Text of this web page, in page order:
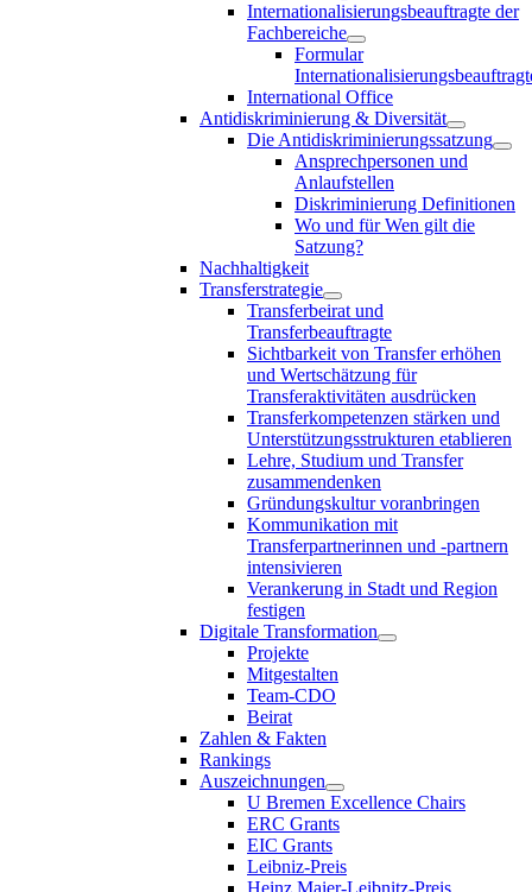
Internationalisierungsbeauftragte der
Fachbereiche
Formular
International Office
Antidiskriminierung & Diversität
Die Antidiskriminierungssatzung
Ansprechpersonen und
Anlaufstellen
Diskriminierung Definitionen
Wo und für Wen gilt die
Satzung?
Nachhaltigkeit
Transferstrategie
Transferbeirat und
Transferbeauftragte
Sichtbarkeit von Transfer erhöhen
und Wertschätzung für
Transferaktivitäten ausdrücken
Transferkompetenzen stärken und
Unterstützungsstrukturen etablieren
Lehre, Studium und Transfer
zusammendenken
Gründungskultur voranbringen
Kommunikation mit
Transferpartnerinnen und -partnern
intensivieren
Verankerung in Stadt und Region
festigen
Digitale Transformation
Projekte
Mitgestalten
Team-CDO
Beirat
Zahlen & Fakten
Rankings
Auszeichnungen
U Bremen Excellence Chairs
ERC Grants
EIC Grants
Leibniz-Preis
Heinz Maier-Leibnitz-Preis